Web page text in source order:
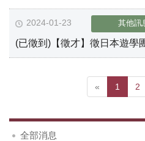
2024-01-23 其他訊
(已徵到)【徵才】徵日本遊學
« 1 2
全部消息